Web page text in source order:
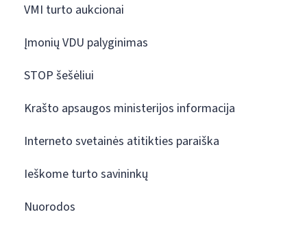
VMI turto aukcionai
Įmonių VDU palyginimas
STOP šešėliui
Krašto apsaugos ministerijos informacija
Interneto svetainės atitikties paraiška
Ieškome turto savininkų
Nuorodos